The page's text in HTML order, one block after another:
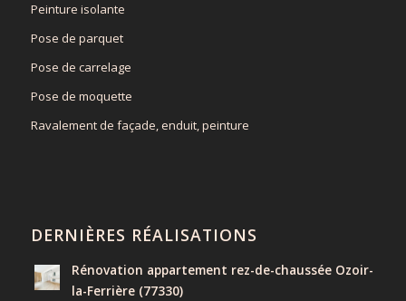
Peinture isolante
Pose de parquet
Pose de carrelage
Pose de moquette
Ravalement de façade, enduit, peinture
DERNIÈRES RÉALISATIONS
Rénovation appartement rez-de-chaussée Ozoir-
la-Ferrière (77330)